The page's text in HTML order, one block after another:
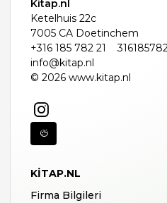
Kitap.nl
Ketelhuis 22c
7005 CA Doetinchem
+316 185 782 21
info@kitap.nl
© 2026 www.kitap.nl
KITAP.NL
Firma Bilgileri